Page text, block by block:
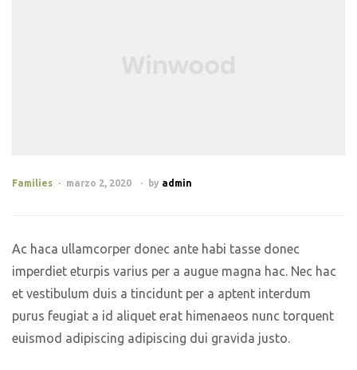
Families marzo 2, 2020 by admin
Ac haca ullamcorper donec ante habi tasse donec
imperdiet eturpis varius per a augue magna hac. Nec hac
et vestibulum duis a tincidunt per a aptent interdum
purus feugiat a id aliquet erat himenaeos nunc torquent
euismod adipiscing adipiscing dui gravida justo.